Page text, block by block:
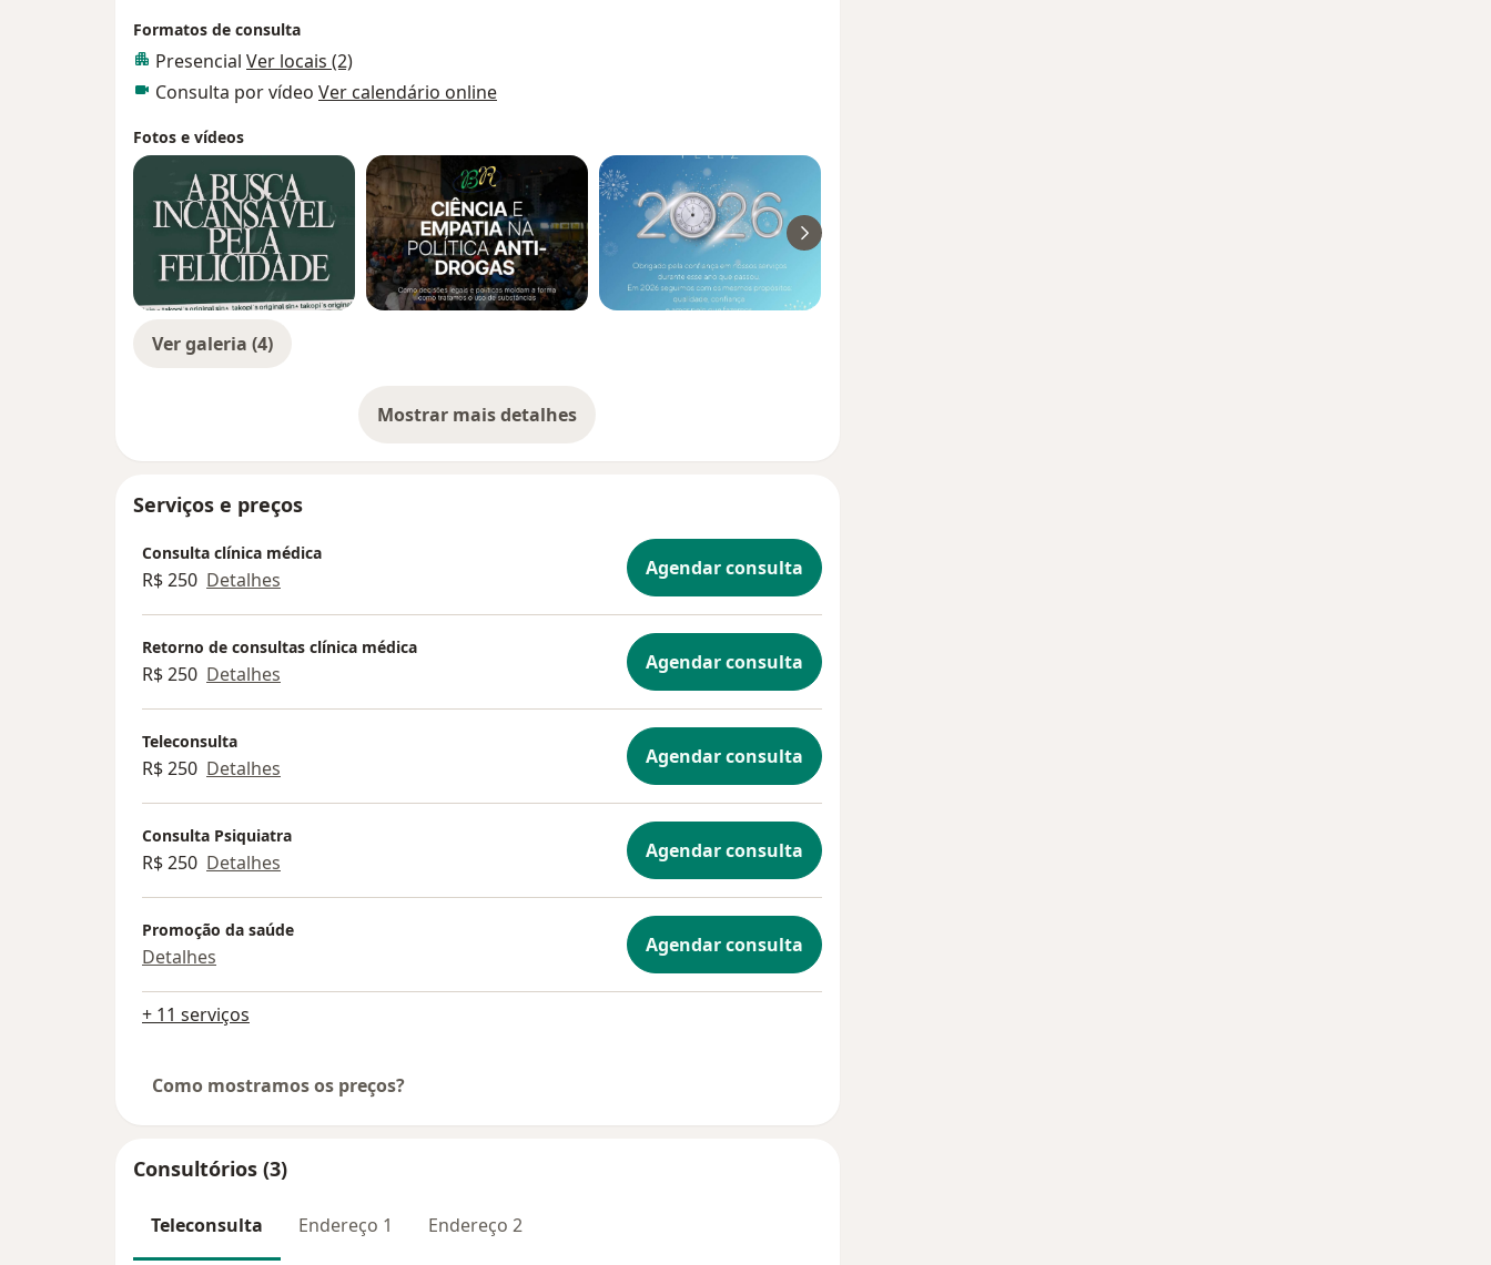
Formatos de consulta
Presencial Ver locais (2)
Consulta por vídeo Ver calendário online
Fotos e vídeos
Ver galeria (4)
Mostrar mais detalhes
sobre a experiência
Serviços e preços
Consulta clínica médica
R$ 250 Detalhes Agendar consulta
Retorno de consultas clínica médica
R$ 250 Detalhes Agendar consulta
Teleconsulta
R$ 250 Detalhes Agendar consulta
Consulta Psiquiatra
R$ 250 Detalhes Agendar consulta
Promoção da saúde
Detalhes Agendar consulta
+ 11 serviços
Como mostramos os preços?
Consultórios (3)
Teleconsulta Endereço 1 Endereço 2